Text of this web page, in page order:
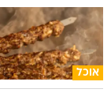
אוכל